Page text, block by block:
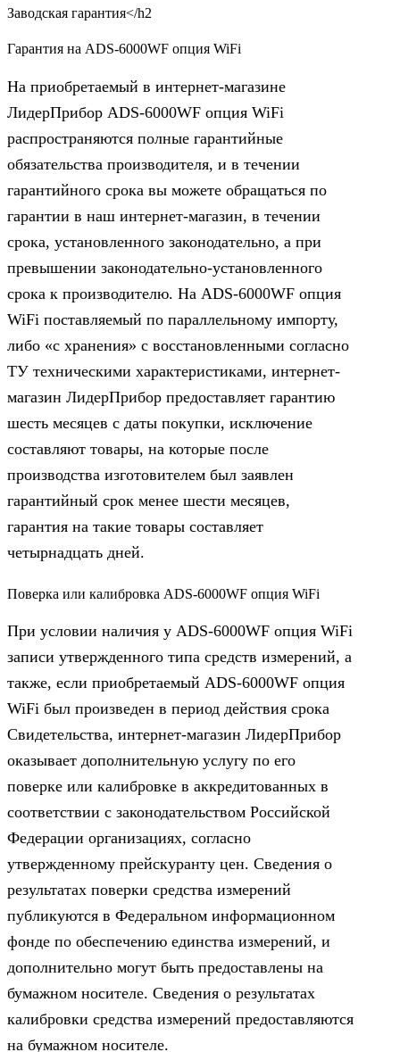
Заводская гарантия</h2
Гарантия на ADS-6000WF опция WiFi
На приобретаемый в интернет-магазине
ЛидерПрибор ADS-6000WF опция WiFi
распространяются полные гарантийные
обязательства производителя, и в течении
гарантийного срока вы можете обращаться по
гарантии в наш интернет-магазин, в течении
срока, установленного законодательно, а при
превышении законодательно-установленного
срока к производителю. На ADS-6000WF опция
WiFi поставляемый по параллельному импорту,
либо «с хранения» с восстановленными согласно
ТУ техническими характеристиками, интернет-
магазин ЛидерПрибор предоставляет гарантию
шесть месяцев с даты покупки, исключение
составляют товары, на которые после
производства изготовителем был заявлен
гарантийный срок менее шести месяцев,
гарантия на такие товары составляет
четырнадцать дней.
Поверка или калибровка ADS-6000WF опция WiFi
При условии наличия у ADS-6000WF опция WiFi
записи утвержденного типа средств измерений, а
также, если приобретаемый ADS-6000WF опция
WiFi был произведен в период действия срока
Свидетельства, интернет-магазин ЛидерПрибор
оказывает дополнительную услугу по его
поверке или калибровке в аккредитованных в
соответствии с законодательством Российской
Федерации организациях, согласно
утвержденному прейскуранту цен. Сведения о
результатах поверки средства измерений
публикуются в Федеральном информационном
фонде по обеспечению единства измерений, и
дополнительно могут быть предоставлены на
бумажном носителе. Сведения о результатах
калибровки средства измерений предоставляются
на бумажном носителе.